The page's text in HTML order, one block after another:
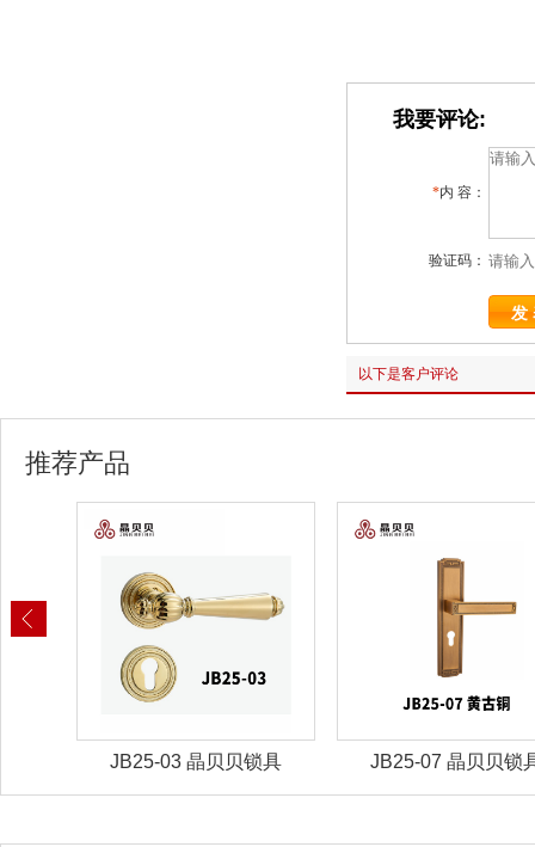
我要评论:
*内 容：
验证码：
以下是客户评论
推荐产品
JB25-07 晶贝贝锁具 JBZ-30晶贝贝智能